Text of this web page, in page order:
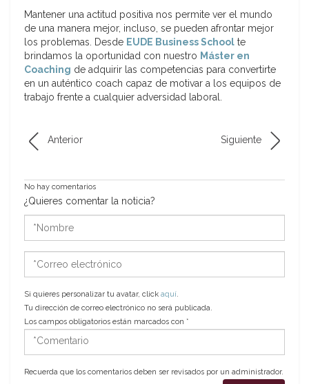
Mantener una actitud positiva nos permite ver el mundo
de una manera mejor, incluso, se pueden afrontar mejor
los problemas. Desde EUDE Business School te
brindamos la oportunidad con nuestro Máster en
Coaching de adquirir las competencias para convertirte
en un auténtico coach capaz de motivar a los equipos de
trabajo frente a cualquier adversidad laboral.
Anterior Siguiente
No hay comentarios
¿Quieres comentar la noticia?
*Nombre
*Correo
electrónico
Si quieres personalizar tu avatar, click aquí.
Tu dirección de correo electrónico no será publicada.
Los campos obligatorios están marcados con *
*Comentario
Recuerda que los comentarios deben ser revisados por un administrador.